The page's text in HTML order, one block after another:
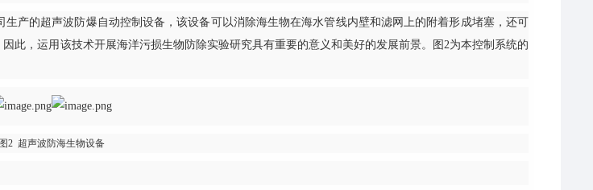
的超声波防爆自动控制设备，该设备可以消除海生物在海水管线内壁和滤网上的附着形成堵塞，还可
此，运用该技术开展海洋污损生物防除实验研究具有重要的意义和美好的发展前景。图2为本控制系统的
图2 超声波防海生物设备